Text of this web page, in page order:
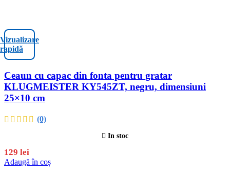
Vizualizare
rapidă
Ceaun cu capac din fonta pentru gratar
KLUGMEISTER KY545ZT, negru, dimensiuni
25×10 cm
(0)
In stoc
129 lei
Adaugă în coș